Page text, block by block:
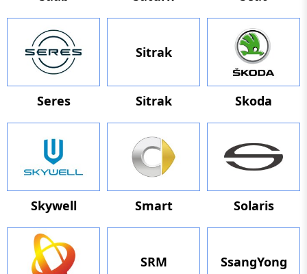
Seres
Sitrak
Sitrak Skoda
Skywell Smart Solaris
SRM SsangYong